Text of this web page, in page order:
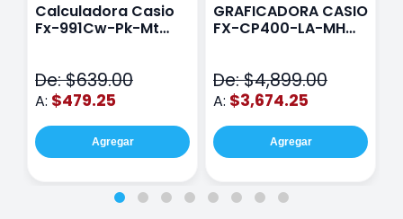
Calculadora Casio
Fx-991Cw-Pk-Mt
De: $639.00
A: $479.25
Agregar
GRAFICADORA CASIO
FX-CP400-LA-MH
De: $4,899.00
A: $3,674.25
Agregar